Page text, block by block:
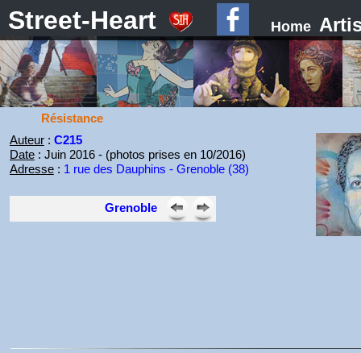
Street-Heart Home
Résistance
Auteur: C215
Date: Juin 2016 - (photos prises en 10/2016)
Adresse: 1 rue des Dauphins - Grenoble (38)
Grenoble